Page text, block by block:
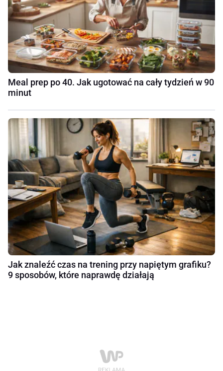
Meal prep po 40. Jak ugotować na cały tydzień w 90
minut
Jak znaleźć czas na trening przy napiętym grafiku?
9 sposobów, które naprawdę działają